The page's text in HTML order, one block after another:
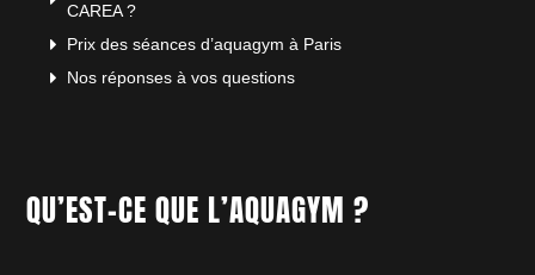
CAREA ?
Prix des séances d’aquagym à Paris
Nos réponses à vos questions
QU’EST-CE QUE L’AQUAGYM ?